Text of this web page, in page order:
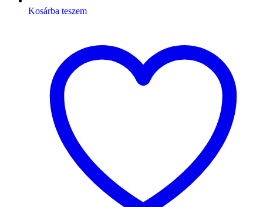
Kosárba teszem